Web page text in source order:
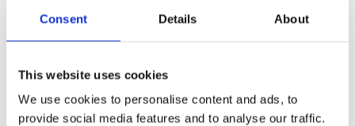
Consent Details About
This website uses cookies
We use cookies to personalise content and ads, to
provide social media features and to analyse our traffic.
Vitamin D bidrar även till immunsystemets normala
Du ökar mängden kalcium i kroppen